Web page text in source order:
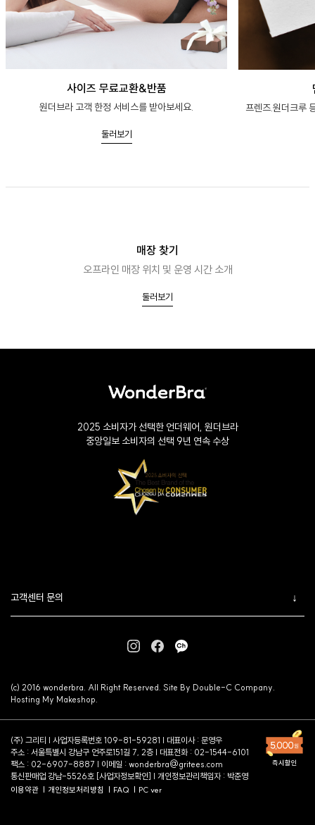
사이즈 무료교환&반품
원더브라 고객 한정 서비스를 받아보세요.
둘러보기
프렌즈.원더크루
매장 찾기
오프라인 매장 위치 및 운영 시간 소개
둘러보기
2025 소비자가 선택한 언더웨어, 원더브라
중앙일보 소비자의 선택 9년 연속 수상
고객센터 문의
(c) 2016 wonderbra. All Right Reserved. Site By Double-C Company.
Hosting My Makeshop.
(주) 그리티 | 사업자등록번호 109-81-59281 | 대표이사 : 문영우
주소 : 서울특별시 강남구 언주로151길 7, 2층 | 대표전화 : 02-1544-6101
팩스 : 02-6907-8887 | 이메일 : wonderbra@gritees.com
통신판매업 강남-5526호 [사업자정보확인] | 개인정보관리책임자 : 박준영
이용약관 개인정보처리방침 FAQ PC ver